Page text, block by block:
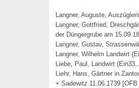
Langner, Auguste,
Langner, Gottfried,
der Düngergrube am
Langner, Gustav,
Langner, Wilhelm Landwirt
Liebe, Paul, Landwirt
Liehr, Hans, Gärtner in
+ Sadewitz 11.06.1739 [OFB